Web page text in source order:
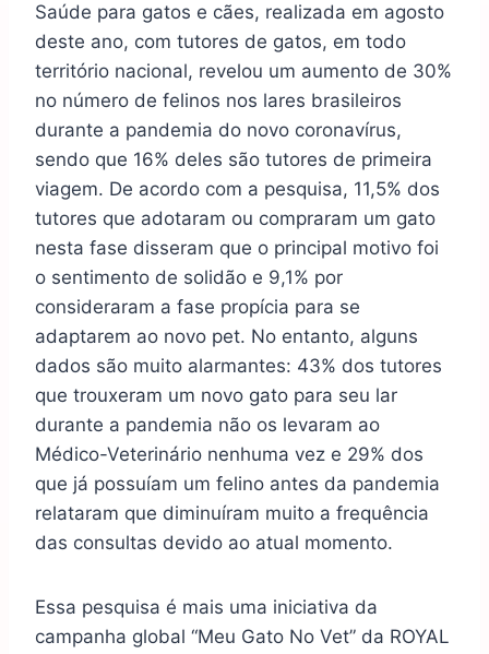
Saúde para gatos e cães, realizada em agosto
deste ano, com tutores de gatos, em todo
território nacional, revelou um aumento de 30%
no número de felinos nos lares brasileiros
durante a pandemia do novo coronavírus,
sendo que 16% deles são tutores de primeira
viagem. De acordo com a pesquisa, 11,5% dos
tutores que adotaram ou compraram um gato
nesta fase disseram que o principal motivo foi
o sentimento de solidão e 9,1% por
consideraram a fase propícia para se
adaptarem ao novo pet. No entanto, alguns
dados são muito alarmantes: 43% dos tutores
que trouxeram um novo gato para seu lar
durante a pandemia não os levaram ao
Médico-Veterinário nenhuma vez e 29% dos
que já possuíam um felino antes da pandemia
relataram que diminuíram muito a frequência
das consultas devido ao atual momento.
Essa pesquisa é mais uma iniciativa da
campanha global “Meu Gato No Vet” da ROYAL